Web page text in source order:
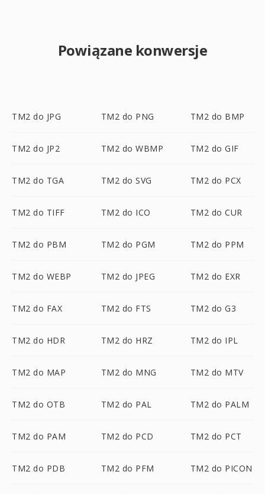
Powiązane konwersje
TM2 do JPG TM2 do PNG TM2 do BMP
TM2 do JP2 TM2 do WBMP TM2 do GIF
TM2 do TGA TM2 do SVG TM2 do PCX
TM2 do TIFF TM2 do ICO TM2 do CUR
TM2 do PBM TM2 do PGM TM2 do PPM
TM2 do WEBP TM2 do JPEG TM2 do EXR
TM2 do FAX TM2 do FTS TM2 do G3
TM2 do HDR TM2 do HRZ TM2 do IPL
TM2 do MAP TM2 do MNG TM2 do MTV
TM2 do OTB TM2 do PAL TM2 do PALM
TM2 do PAM TM2 do PCD TM2 do PCT
TM2 do PDB TM2 do PFM TM2 do PICON